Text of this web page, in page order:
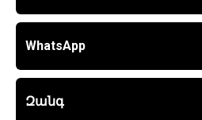
WhatsApp
Զանգ